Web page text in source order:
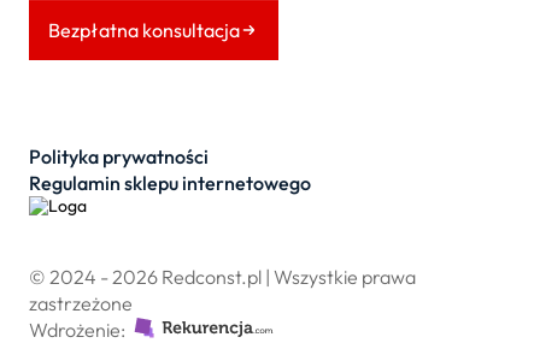
Bezpłatna konsultacja
Polityka prywatności
Regulamin sklepu internetowego
© 2024 - 2026 Redconst.pl | Wszystkie prawa
zastrzeżone
Wdrożenie: